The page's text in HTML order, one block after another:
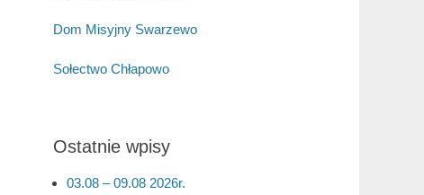
Dom Misyjny Swarzewo
Sołectwo Chłapowo
Ostatnie wpisy
03.08 – 09.08 2026r.